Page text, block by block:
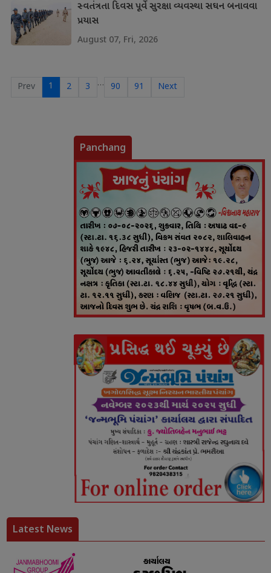
સ્વતંત્રતા દિવસ પૂર્વે સુરક્ષા વ્યવસ્થા સઘન બનાવવા
પ્રયાસ
August 07, Fri, 2026
Prev 1 2 3 … 90 91 Next
Panchang
Latest News